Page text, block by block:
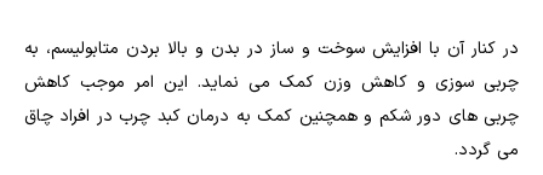
در کنار آن با افزایش سوخت و ساز در بدن و بالا بردن متابولیسم، به
چربی سوزی و کاهش وزن کمک می نماید. این امر موجب کاهش
چربی های دور شکم و همچنین کمک به درمان کبد چرب در افراد چاق
می گردد.